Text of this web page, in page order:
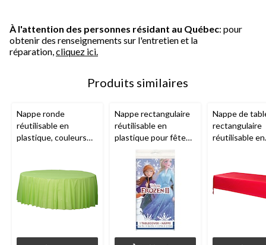
À l'attention des personnes résidant au Québec: pour
obtenir des renseignements sur l'entretien et la
réparation, cliquez ici.
Produits similaires
Nappe ronde
réutilisable en
plastique, couleurs
grâces/réveillon/fête
d'anniversaire
Nappe rectangulaire
réutilisable en
plastique pour fête
d'anniversaire Disney
La Reine des neiges,
bleu, 54 x 96 po
Nappe de
rectangulaire
réutilisable en
prénatale/
ête